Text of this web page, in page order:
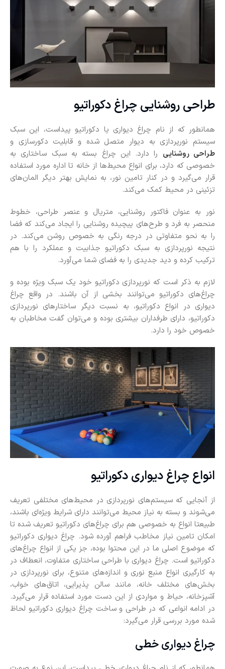
طراحی روشنایی چراغ دکوراتیو
همانطور که از نام چراغ دیواری یا دکوراتیو پیداست، این سبک
سیستم نورپردازی به دیوار متصل شده و قابلیت دکورسازی و
طراحی روشنایی را دارد. این چراغ بسته به سبک ساختاری به
خصوصی که دارد، برای انواع محیط‌ها از خانه تا اداره مورد استفاده
قرار می‌گیرد و در کنار تامین نور، به نمایش بهتر دیگر المان‌های
تزئینی در محیط کمک می‌کند.
نور به عنوان فاکتور روشنایی، متریال و عنصر طراحی، خطوط
منحصر به فرد و طرح‌های پیچیده روشنایی را ایجاد می‌کند که فضا
را به نحو متفاوتی در درجه رنگی به خصوص روشن می‌کند. در
نتیجه نورپردازی به سبک دکوراتیو جذابیت و عملکرد را با هم
ترکیب کرده و دید جدیدی را به فضای شما می‌آورد.
لازم به ذکر است که نورپردازی دکوراتیو خود یک سبک ویژه بوده و
چراغ‌های دکوراتیو می‌توانند بخشی از آن باشند. در واقع چراغ
دیواری در انواع دکوراتیو، به نسبت دیگر ساختارهای نورپردازی
دکوراتیو، دارای طرفداران بیشتری بوده و می‌توان گفت مخاطبان به
خصوص خود را دارد.
انواع چراغ دیواری دکوراتیو
از آنجایی که سیستم‌های نورپردازی در محیط‌های مختلفی تعریف
می‌شوند و بسته به نیاز محیط می‌توانند دارای شرایط ویژه‌ای باشند،
طبیعتا انواع به خصوصی هم برای چراغ‌های دکوراتیو تعریف شده تا
امکان تامین نیاز مخاطب فراهم آورده شود. چراغ دیواری دکوراتیو
که موضوع اصلی ما در این محتوا بوده، جز یکی از انواع چراغ‌های
دکوراتیو است. چراغ دیواری با طراحی ساختاری متفاوت، انعطاف در
به کارگیری انواع منبع نوری و اندازه‌های متنوع، برای نورپردازی در
بخش‌های مختلف خانه، مانند سالن پذیرایی، اتاق‌های خواب،
آشپزخانه، حیاط و مواردی از این دست مورد استفاده قرار می‌گیرد.
در ادامه انواعی که در طراحی و ساخت چراغ دیواری دکوراتیو لحاظ
شده مورد بررسی قرار می‌گیرد:
چراغ دیواری خطی